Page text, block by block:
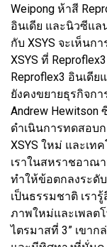
Weipong ห้าสี
อินเดีย และนิวซีแ
กับ XSYS จะเห็นก
XSYS ที่
Reproflex3 อินเดี
ยังคงขยายธุรกิจกา
Andrew Hewitson
ดำเนินการทดสอบ
XSYS ใหม่ และเท
เราในสหราชอาณ
ทำให้ข้อตกลงระดั
เป็นธรรมชาติ เรา
ภาพใหม่และเพลตโ
ไตรมาสที่ 3” เขาก